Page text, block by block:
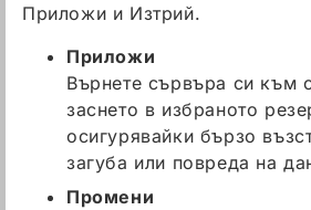
Приложи и Изтрий.
Приложи
Върнете сървъра си към
заснето в избраното
осигурявайки бързо
загуба или повреда на
Промени